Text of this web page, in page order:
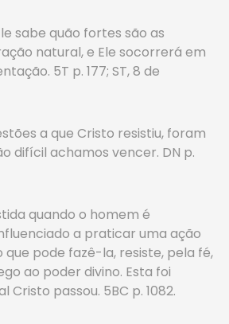
sabe quão fortes são as
natural, e Ele socorrerá em
5T p. 177; ST, 8 de
a que Cristo resistiu, foram
difícil achamos vencer. DN p.
quando o homem é
a praticar uma ação
que pode fazê-la, resiste, pela fé,
ao poder divino. Esta foi
Cristo passou. 5BC p. 1082.